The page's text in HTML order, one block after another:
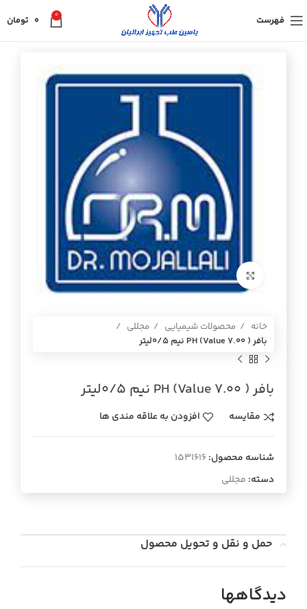
فهرست 0
0 تومان
برای بزرگنمایی کلیک کنید
خانه محصولات شیمیایی
مجللی
بافر ( PH (Value 7.00 نيم 0/5ليتر
بافر ( PH (Value 7.00 نيم 0/5ليتر
مقایسه افزودن به علاقه مندی ها
شناسه محصول: 1531616
دسته: مجللی
حمل و نقل و تحویل محصول
دیدگاهها